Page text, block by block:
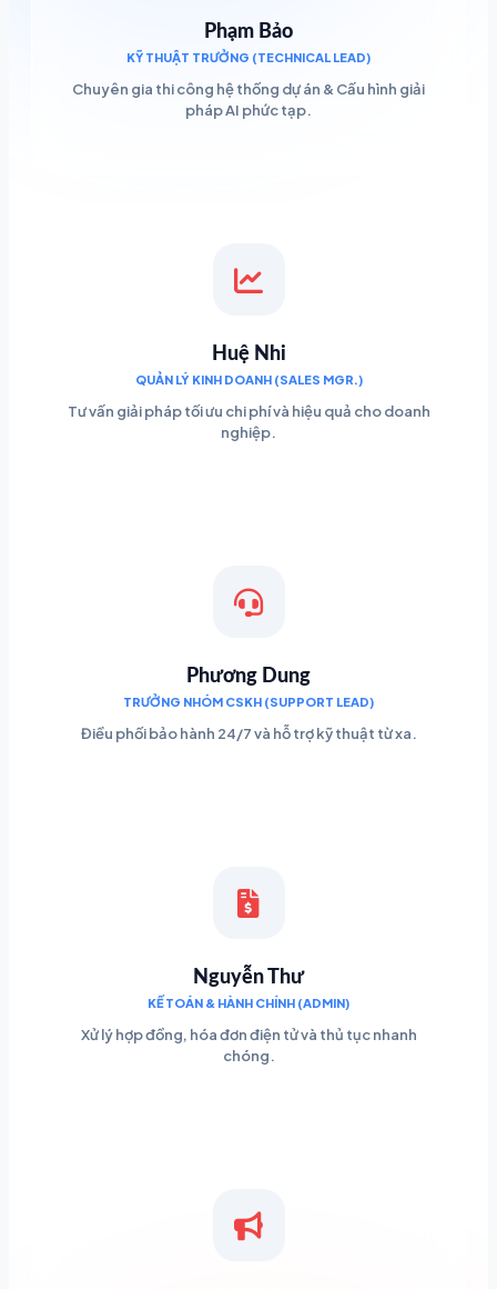
Phạm Bảo
KỸ THUẬT TRƯỞNG (TECHNICAL LEAD)
Chuyên gia thi công hệ thống dự án & Cấu hình giải
pháp AI phức tạp.
Huệ Nhi
QUẢN LÝ KINH DOANH (SALES MGR.)
Tư vấn giải pháp tối ưu chi phí và hiệu quả cho doanh
nghiệp.
Phương Dung
TRƯỞNG NHÓM CSKH (SUPPORT LEAD)
Điều phối bảo hành 24/7 và hỗ trợ kỹ thuật từ xa.
Nguyễn Thư
KẾ TOÁN & HÀNH CHÍNH (ADMIN)
Xử lý hợp đồng, hóa đơn điện tử và thủ tục nhanh
chóng.